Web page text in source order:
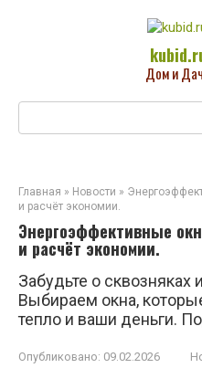
Дом и
Главная » Новости »
и расчёт экономии.
Энергоэффективные
и расчёт экономии.
Забудьте о сквозняках
Выбираем окна,
тепло и ваши деньги.
Опубликовано: 09.02.2026